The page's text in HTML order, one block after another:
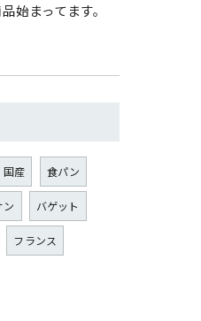
始まってます。
国産 食パン
ン バゲット
フランス